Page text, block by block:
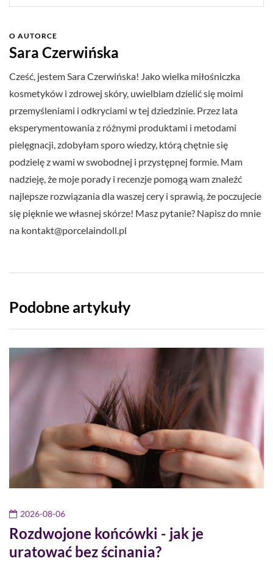
O AUTORCE
Sara Czerwińska
Cześć, jestem Sara Czerwińska! Jako wielka miłośniczka
kosmetyków i zdrowej skóry, uwielbiam dzielić się moimi
przemyśleniami i odkryciami w tej dziedzinie. Przez lata
eksperymentowania z różnymi produktami i metodami
pielęgnacji, zdobyłam sporo wiedzy, którą chętnie się
podzielę z wami w swobodnej i przystępnej formie. Mam
nadzieję, że moje porady i recenzje pomogą wam znaleźć
najlepsze rozwiązania dla waszej cery i sprawią, że poczujecie
się pięknie we własnej skórze! Masz pytanie? Napisz do mnie
na kontakt@porcelaindoll.pl
Podobne artykuły
2026-08-06
Rozdwojone końcówki - jak je
uratować bez ścinania?